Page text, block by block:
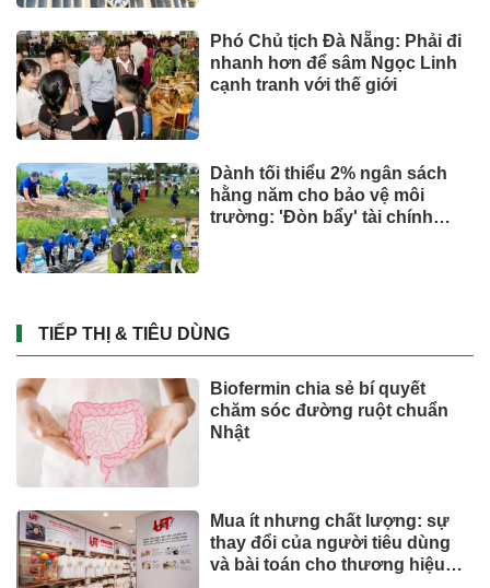
Phó Chủ tịch Đà Nẵng: Phải đi
nhanh hơn để sâm Ngọc Linh
cạnh tranh với thế giới
Dành tối thiểu 2% ngân sách
hằng năm cho bảo vệ môi
trường: 'Đòn bẩy' tài chính
TIẾP THỊ & TIÊU DÙNG
Biofermin chia sẻ bí quyết
chăm sóc đường ruột chuẩn
Nhật
Mua ít nhưng chất lượng: sự
thay đổi của người tiêu dùng
và bài toán cho thương hiệu